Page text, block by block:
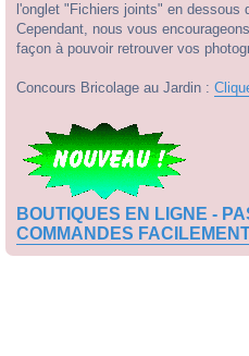
l'onglet "Fichiers joints" en dessous
Cependant, nous vous
façon à pouvoir retrouver vos
Concours Bricolage au Jardin :
BOUTIQUES EN LIGNE -
COMMANDES